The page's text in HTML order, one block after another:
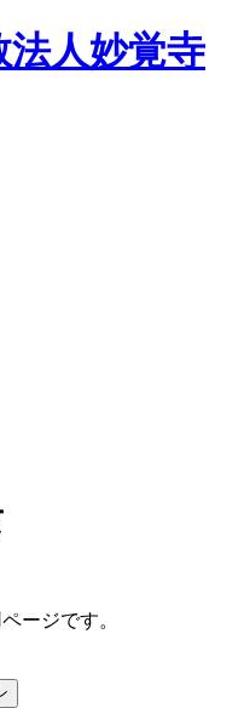
ージです。